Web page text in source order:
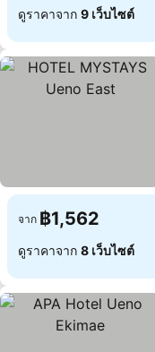
ดูราคาจาก 9 เว็บไซต์
จาก ฿1,562
ดูราคาจาก 8 เว็บไซต์